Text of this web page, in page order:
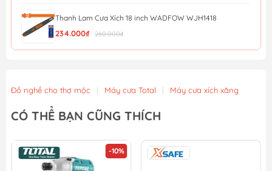
Thanh Lam Cưa Xích 18 inch WADFOW WJH1418
234.000₫ 260.000₫
Dây Cưa Xích 16 inch WADFOW WZY1416
234.000₫
Dây Cưa Xích 8 Inch Total TGTSC50801
Đồ nghề cho thợ mộc | Máy cưa Total | Máy cưa xích xăng
CÓ THỂ BẠN CŨNG THÍCH
-10%